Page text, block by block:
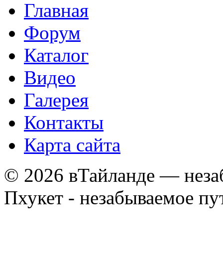
Главная
Форум
Каталог
Видео
Галерея
Контакты
Карта сайта
© 2026 вТайланде —
Пхукет - незабываемое